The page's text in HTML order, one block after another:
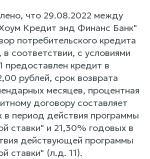
что 29.08.2022 между
Кредит энд Финанс Банк"
потребительского кредита
соответствии, с условиями
кредит в
рублей, срок возврата
месяцев, процентная
договору составляет
период действия программы
ставки" и 21,30% годовых в
действующей программы
ставки" (л.д. 11).